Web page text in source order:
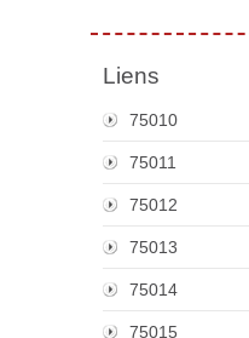
Liens
75010
75011
75012
75013
75014
75015